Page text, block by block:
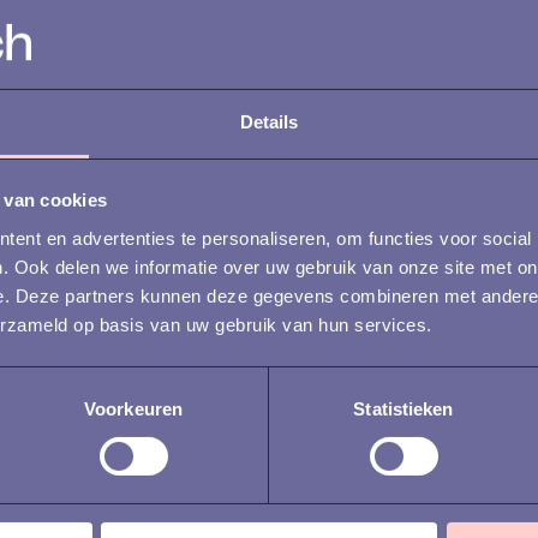
Details
cookies
en advertenties te personaliseren, om functies voor
Ook delen we informatie over uw gebruik van onze site met
Deze partners kunnen deze gegevens combineren met
op basis van uw gebruik van hun services.
Voorkeuren Statistieken